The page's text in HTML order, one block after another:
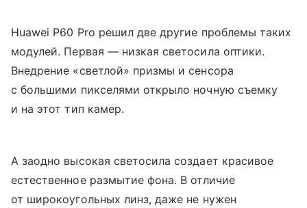
Huawei P60 Pro решил две другие проблемы таких
модулей. Первая — низкая светосила оптики.
Внедрение «светлой» призмы и сенсора
с большими пикселями открыло ночную съемку
и на этот тип камер.
А заодно высокая светосила создает красивое
естественное размытие фона. В отличие
от широкоугольных линз, даже не нужен